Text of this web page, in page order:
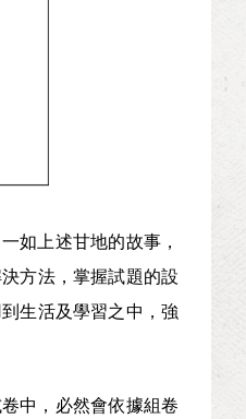
如上述甘地的故事，
方法，掌握試題的設
生活及學習之中，強
中，必然會依據組卷